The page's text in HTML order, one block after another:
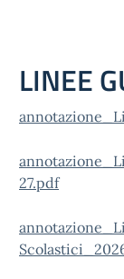
LINEE
27.pdf